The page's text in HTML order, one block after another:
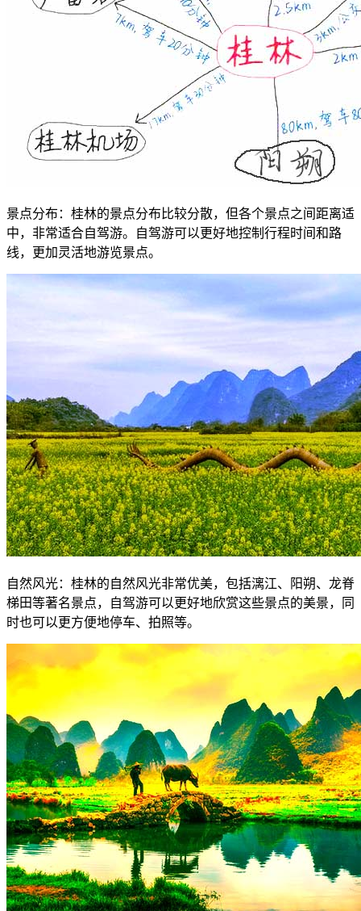
景点分布：桂林的景点分布比较分散，但各个景点之间距离适
中，非常适合自驾游。自驾游可以更好地控制行程时间和路
线，更加灵活地游览景点。
自然风光：桂林的自然风光非常优美，包括漓江、阳朔、龙脊
梯田等著名景点，自驾游可以更好地欣赏这些景点的美景，同
时也可以更方便地停车、拍照等。